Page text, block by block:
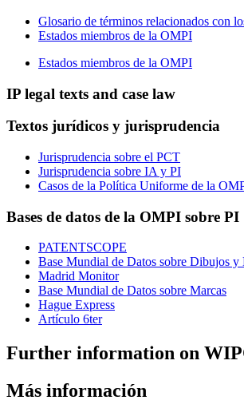
Glosario de términos relacionados con
Estados miembros de la OMPI
Estados miembros de la OMPI
IP legal texts and case law
Textos jurídicos y jurisprudencia
Jurisprudencia sobre el PCT
Jurisprudencia sobre IA y PI
Casos de la Política Uniforme de la
Bases de datos de la OMPI sobre PI
PATENTSCOPE
Base Mundial de Datos sobre Dibujos y
Madrid Monitor
Base Mundial de Datos sobre Marcas
Hague Express
Artículo 6ter
Further information on
Más información